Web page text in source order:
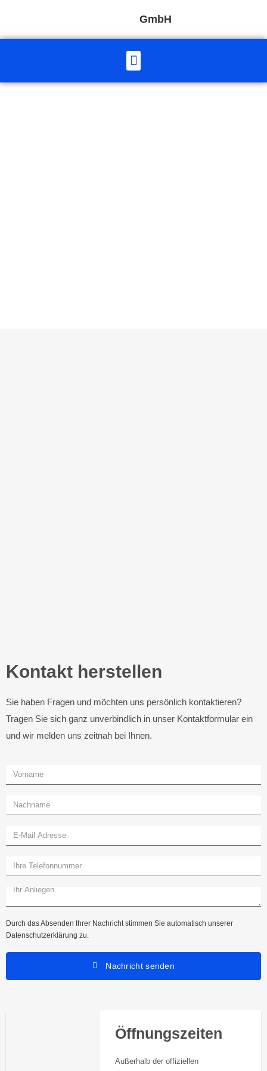
GmbH
Kontakt herstellen
Sie haben Fragen und möchten uns persönlich kontaktieren?
Tragen Sie sich ganz unverbindlich in unser Kontaktformular ein
und wir melden uns zeitnah bei Ihnen.
Durch das Absenden Ihrer Nachricht stimmen Sie automatisch unserer
Datenschutzerklärung zu.
Nachricht senden
Öffnungszeiten
Außerhalb der offiziellen